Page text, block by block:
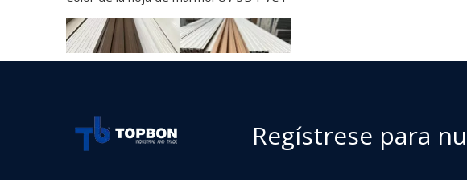
Regístrese para